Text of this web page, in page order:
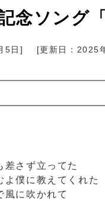
念ソング
5日 ] [更新日： 2025
差さず立ってた
よ僕に教えてくれた
風に吹かれて